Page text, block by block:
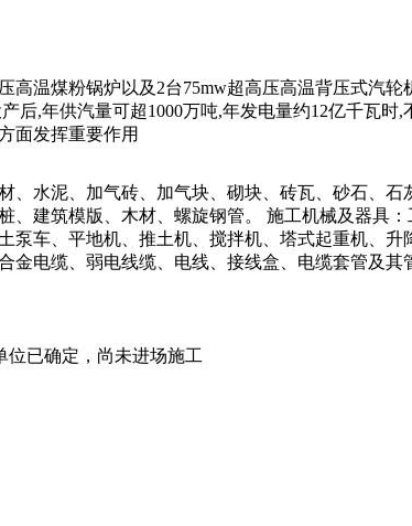
高温煤粉锅炉以及2台75mw超高压高温背压式汽
后,年供汽量可超1000万吨,年发电量约12亿千瓦
面发挥重要作用
、水泥、加气砖、加气块、砌块、砖瓦、砂石、
、建筑模版、木材、螺旋钢管。 施工机械及器具
泵车、平地机、推土机、搅拌机、塔式起重机、
金电缆、弱电线缆、电线、接线盒、电缆套管及其
位已确定，尚未进场施工